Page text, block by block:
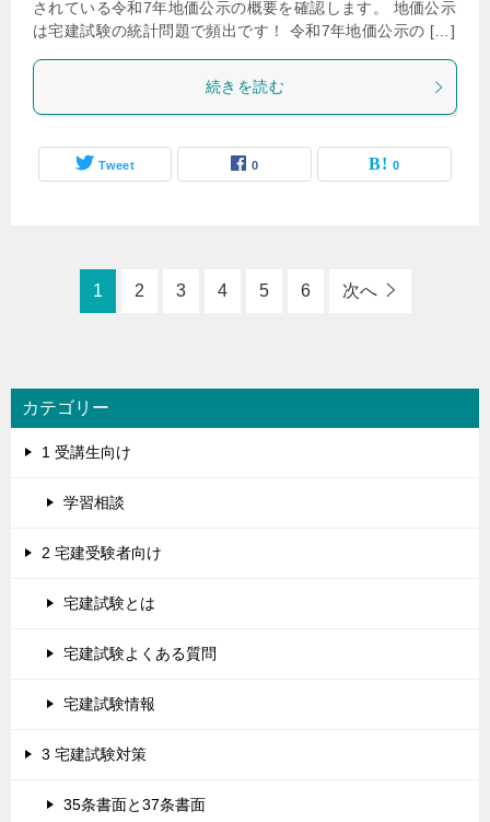
されている令和7年地価公示の概要を確認します。 地価公示
は宅建試験の統計問題で頻出です！ 令和7年地価公示の […]
続きを読む
Tweet 0 0
1 2 3 4 5 6 次へ
カテゴリー
1 受講生向け
学習相談
2 宅建受験者向け
宅建試験とは
宅建試験よくある質問
宅建試験情報
3 宅建試験対策
35条書面と37条書面